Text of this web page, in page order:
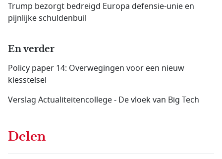
Trump bezorgt bedreigd Europa defensie-unie en
pijnlijke schuldenbuil
En verder
Policy paper 14: Overwegingen voor een nieuw
kiesstelsel
Verslag Actualiteitencollege - De vloek van Big Tech
Delen